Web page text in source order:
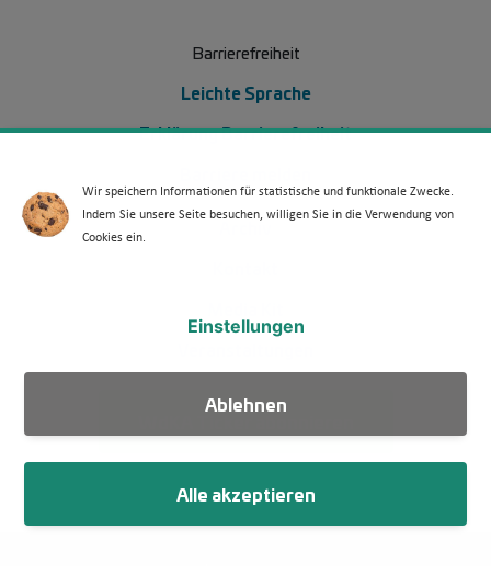
Barrierefreiheit
Leichte Sprache
Erklärung Barrierefreiheit
Footer Menü 2 (WdKA 26)
Archiv
Wir speichern Informationen für statistische und funktionale Zwecke.
Indem Sie unsere Seite besuchen, willigen Sie in die Verwendung von
Cookies ein.
Ablehnen
Einstellungen
Alle akzeptieren